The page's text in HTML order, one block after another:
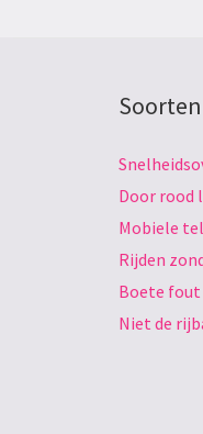
Door rood
Mobiele
Rijden
Boete
Niet de